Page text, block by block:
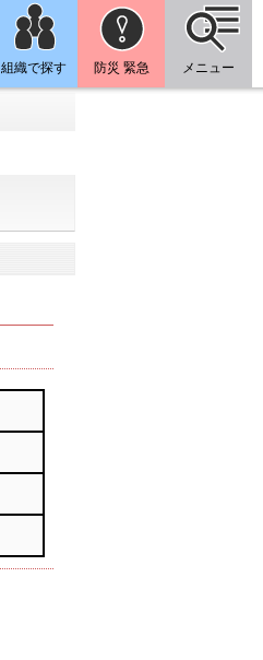
組織で探す 防災 緊急 メニュー